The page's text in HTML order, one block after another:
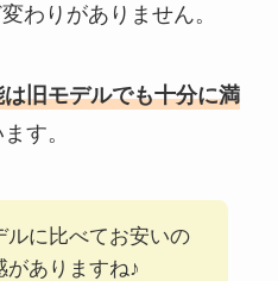
わりがありません。
旧モデルでも十分に満
す。
ルに比べてお安いの
がありますね♪